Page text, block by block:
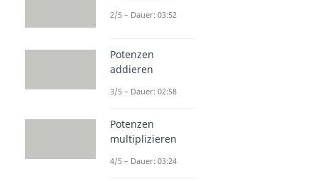
2/5 – Dauer: 03:52
Potenzen
addieren
3/5 – Dauer: 02:58
Potenzen
multiplizieren
4/5 – Dauer: 03:24